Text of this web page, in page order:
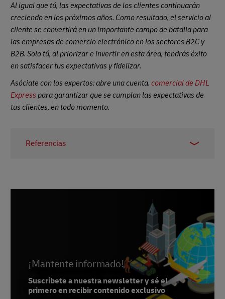
Al igual que tú, las expectativas de los clientes continuarán
creciendo en los próximos años. Como resultado, el servicio al
cliente se convertirá en un importante campo de batalla para
las empresas de comercio electrónico en los sectores B2C y
B2B. Solo tú, al priorizar e invertir en esta área, tendrás éxito
en satisfacer tus expectativas y fidelizar.
Asóciate con los expertos: abre una cuenta. comercial de DHL
Express para garantizar que se cumplan las expectativas de
tus clientes, en todo momento.
Referencias
¡Mantente informado!
Suscríbete a nuestra newsletter y sé el
primero en recibir contenido exclusivo